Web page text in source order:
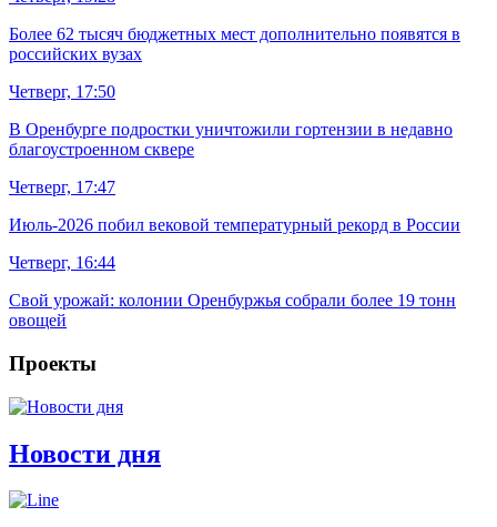
Более 62 тысяч бюджетных мест дополнительно появятся в
российских вузах
Четверг, 17:50
В Оренбурге подростки уничтожили гортензии в недавно
благоустроенном сквере
Четверг, 17:47
Июль-2026 побил вековой температурный рекорд в России
Четверг, 16:44
Свой урожай: колонии Оренбуржья собрали более 19 тонн
овощей
Проекты
Новости дня